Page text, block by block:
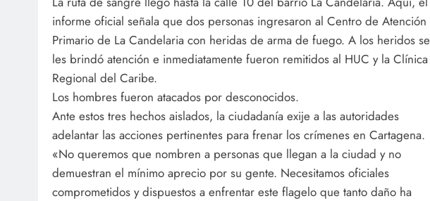
informe oficial señala que dos personas ingresaron al Centro de Atención
Primario de La Candelaria con heridas de arma de fuego. A los heridos se
les brindó atención e inmediatamente fueron remitidos al HUC y la Clínica
Regional del Caribe.
Los hombres fueron atacados por desconocidos.
Ante estos tres hechos aislados, la ciudadanía exije a las autoridades
adelantar las acciones pertinentes para frenar los crímenes en Cartagena.
«No queremos que nombren a personas que llegan a la ciudad y no
demuestran el mínimo aprecio por su gente. Necesitamos oficiales
comprometidos y dispuestos a enfrentar este flagelo que tanto daño ha